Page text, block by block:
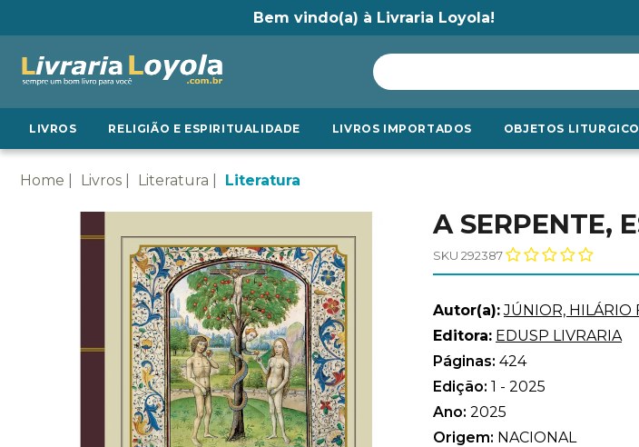
Bem vindo(a) à Livraria Loyola!
LIVROS RELIGIÃO E ESPIRITUALIDADE LIVROS IMPORTADOS OBJETOS
Home Livros Literatura Literatura
A SERPENTE,
SKU 292387
Autor(a): JÚNIOR, HILÁRIO
Editora: EDUSP LIVRARIA
Páginas: 424
Edição: 1 - 2025
Ano: 2025
Origem: NACIONAL